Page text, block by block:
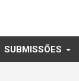
SUBMISSÕES